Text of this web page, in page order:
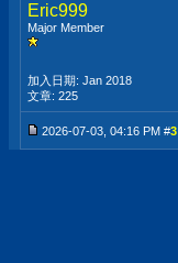
Eric999
Major Member
加入日期: Jan 2018
文章: 225
2026-07-03, 04:16 PM #3